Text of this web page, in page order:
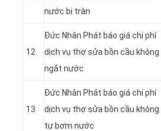
nước bị tràn
12
Đức Nhân Phát báo giá chi phí
dịch vụ thợ sửa bồn cầu không
ngắt nước
13
Đức Nhân Phát báo giá chi phí
dịch vụ thợ sửa bồn cầu không
tự bơm nước